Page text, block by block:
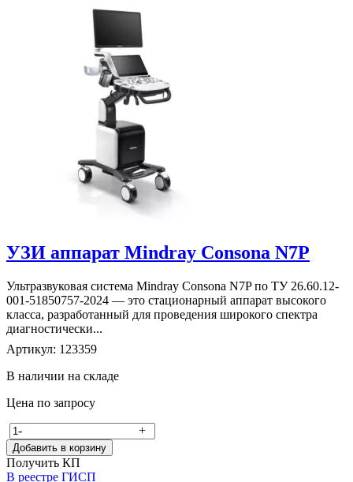
УЗИ аппарат Mindray Consona N7P
Ультразвуковая система Mindray Consona N7P по ТУ 26.60.12-
001-51850757-2024 — это стационарный аппарат высокого
класса, разработанный для проведения широкого спектра
диагностически...
Артикул: 123359
В наличии на складе
Цена по запросу
- +
Добавить в корзину
Получить КП
В реестре ГИСП